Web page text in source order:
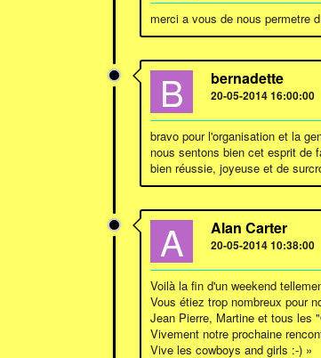
merci a vous de nous permetre
B bernadette
20-05-2014 16:00:00
bravo pour l'organisation et la
nous sentons bien cet esprit de
bien réussie, joyeuse et de
A Alan Carter
20-05-2014 10:38:00
Voilà la fin d'un weekend
Vous étiez trop nombreux pour
Jean Pierre, Martine et tous les
Vivement notre prochaine
Vive les cowboys and girls :-) »